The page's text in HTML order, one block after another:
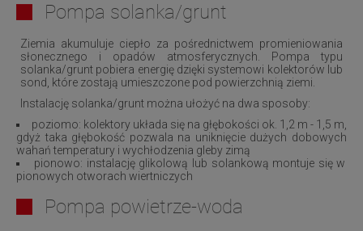
Pompa solanka/grunt
Ziemia akumuluje ciepło za pośrednictwem promieniowania
słonecznego i opadów atmosferycznych. Pompa typu
solanka/grunt pobiera energię dzięki systemowi kolektorów lub
sond, które zostają umieszczone pod powierzchnią ziemi.
Instalację solanka/grunt można ułożyć na dwa sposoby:
poziomo: kolektory układa się na głębokości ok. 1,2 m - 1,5 m,
gdyż taka głębokość pozwala na uniknięcie dużych dobowych
wahań temperatury i wychłodzenia gleby zimą
pionowo: instalację glikolową lub solankową montuje się w
pionowych otworach wiertniczych
Pompa powietrze-woda